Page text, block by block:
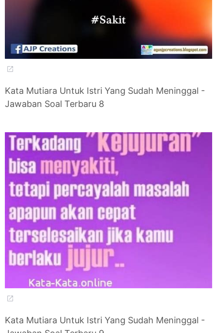
Kata Mutiara Untuk Istri Yang Sudah Meninggal -
Jawaban Soal Terbaru 8
Kata Mutiara Untuk Istri Yang Sudah Meninggal -